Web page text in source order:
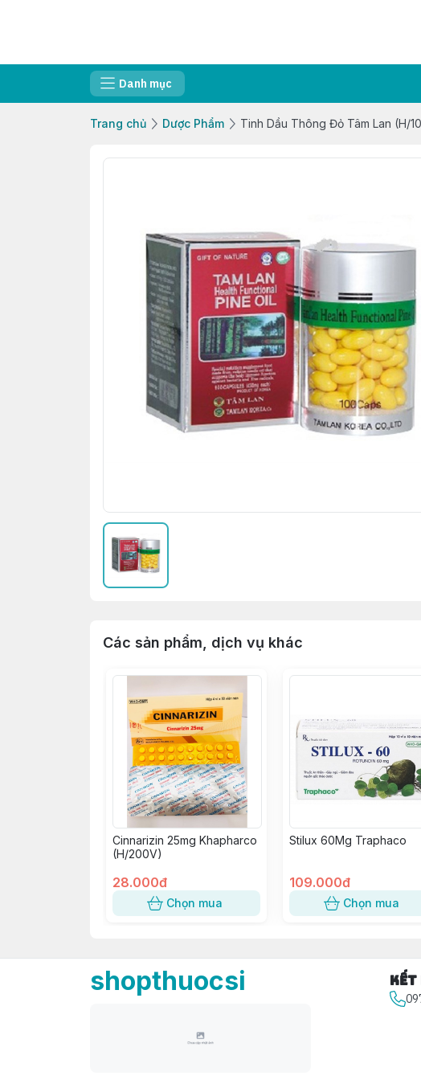
Danh mục
Trang chủ Dược Phẩm Tinh Dầu Thông Đỏ Tâm Lan (H/
Các sản phẩm, dịch vụ khác
Cinnarizin 25mg Khapharco
(H/200V)
28.000đ
Chọn mua
Stilux 60Mg Traphaco
109.000đ
Chọn mua
shopthuocsi